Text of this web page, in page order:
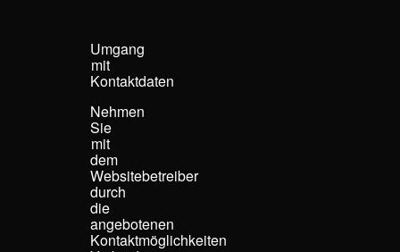
Umgang
mit
Kontaktdaten​
Nehmen
Sie
mit
dem
Websitebetreiber
durch
die
angebotenen
Kontaktmöglichkeiten